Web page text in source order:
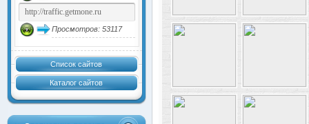
Просмотров: 53117
Список сайтов
Каталог сайтов